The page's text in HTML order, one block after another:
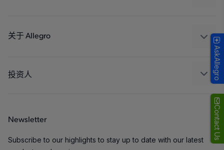
Contact Us
封装
关于 Allegro
人才招聘
联系我们
投资人
Newsletter
Subscribe to our highlights to stay up to date with our latest
AskAllegro